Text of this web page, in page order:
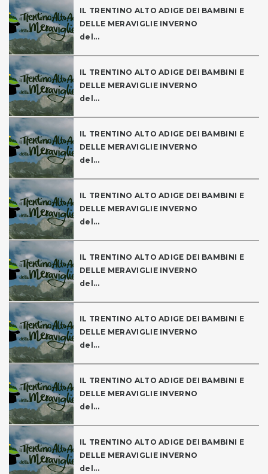
IL TRENTINO ALTO ADIGE DEI BAMBINI E
DELLE MERAVIGLIE INVERNO
del...
IL TRENTINO ALTO ADIGE DEI BAMBINI E
DELLE MERAVIGLIE INVERNO
del...
IL TRENTINO ALTO ADIGE DEI BAMBINI E
DELLE MERAVIGLIE INVERNO
del...
IL TRENTINO ALTO ADIGE DEI BAMBINI E
DELLE MERAVIGLIE INVERNO
del...
IL TRENTINO ALTO ADIGE DEI BAMBINI E
DELLE MERAVIGLIE INVERNO
del...
IL TRENTINO ALTO ADIGE DEI BAMBINI E
DELLE MERAVIGLIE INVERNO
del...
IL TRENTINO ALTO ADIGE DEI BAMBINI E
DELLE MERAVIGLIE INVERNO
del...
IL TRENTINO ALTO ADIGE DEI BAMBINI E
DELLE MERAVIGLIE INVERNO
del...